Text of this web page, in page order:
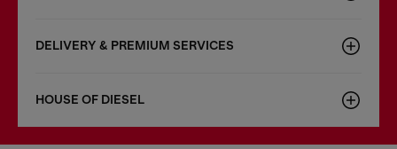
DELIVERY & PREMIUM SERVICES
HOUSE OF DIESEL